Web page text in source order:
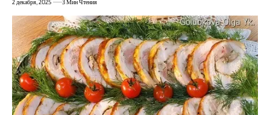
2 декабря, 2025 3 Мин Чтения